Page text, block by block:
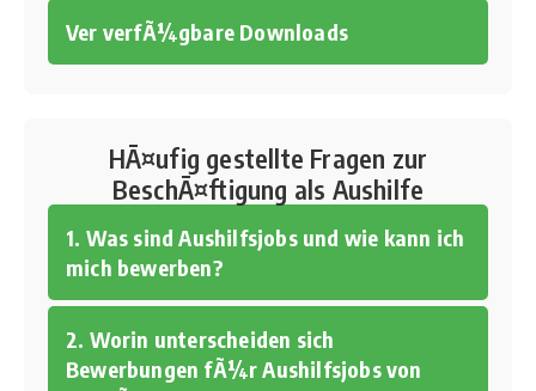
Ver verfÃ¼gbare Downloads
HÃ¤ufig gestellte Fragen zur
BeschÃ¤ftigung als Aushilfe
1. Was sind Aushilfsjobs und wie kann ich
mich bewerben?
2. Worin unterscheiden sich
Bewerbungen fÃ¼r Aushilfsjobs von